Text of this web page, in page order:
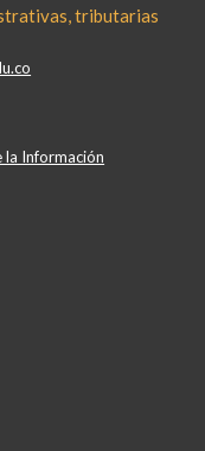
tributarias
la Información